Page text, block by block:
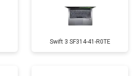
Swift 3 SF314-41-R0TE